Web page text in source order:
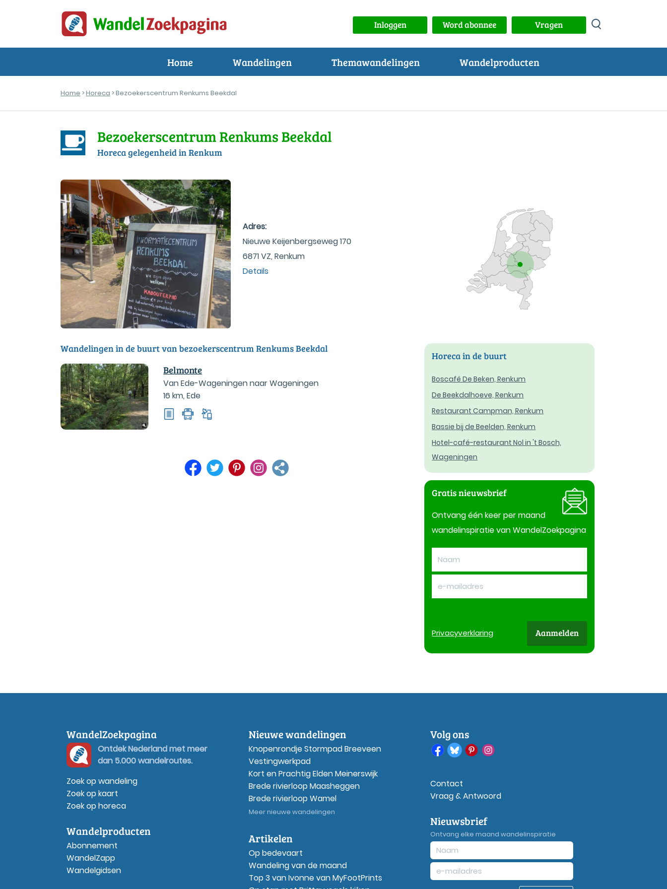
Inloggen Word abonnee Vragen
Home Wandelingen Themawandelingen Wandelproducten
Home >Horeca > Bezoekerscentrum Renkums Beekdal
Bezoekerscentrum Renkums Beekdal
Horeca gelegenheid in Renkum
Adres:
Nieuwe Keijenbergseweg 170
6871 VZ, Renkum
Details
Wandelingen in de buurt van bezoekerscentrum Renkums Beekdal
Belmonte
Van Ede-Wageningen naar Wageningen
16 km, Ede
Horeca in de buurt
Boscafé De Beken, Renkum
De Beekdalhoeve, Renkum
Restaurant Campman, Renkum
Bassie bij de Beelden, Renkum
Hotel-café-restaurant Nol in 't Bosch,
Wageningen
Gratis nieuwsbrief
Ontvang één keer per maand
wandelinspiratie van WandelZoekpagina
Privacyverklaring Aanmelden
WandelZoekpagina
Ontdek Nederland met meer
dan 5.000 wandelroutes.
Zoek op wandeling
Zoek op kaart
Zoek op horeca
Wandelproducten
Abonnement
WandelZapp
Wandelgidsen
Nieuwe wandelingen
Knopenrondje Stormpad Breeveen
Vestingwerkpad
Kort en Prachtig Elden Meinerswijk
Brede rivierloop Maasheggen
Brede rivierloop Wamel
Meer nieuwe wandelingen
Artikelen
Op bedevaart
Wandeling van de maand
Top 3 van Ivonne van MyFootPrints
Volg ons
Contact
Vraag & Antwoord
Nieuwsbrief
Ontvang elke maand wandelinspiratie